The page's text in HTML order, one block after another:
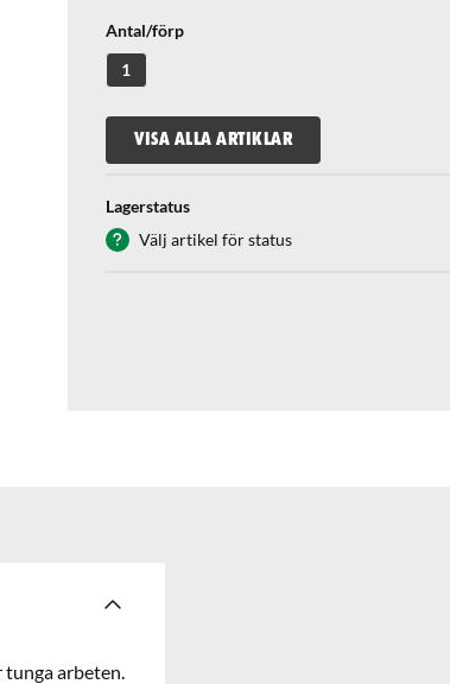
Antal/förp
1
VISA ALLA ARTIKLAR
Lagerstatus
Välj artikel för status
tunga arbeten.